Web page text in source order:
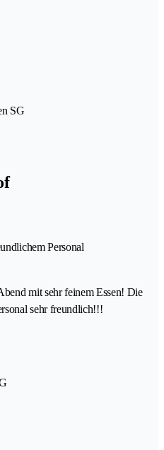
SG
Personal
mit sehr feinem Essen! Die
sehr freundlich!!!